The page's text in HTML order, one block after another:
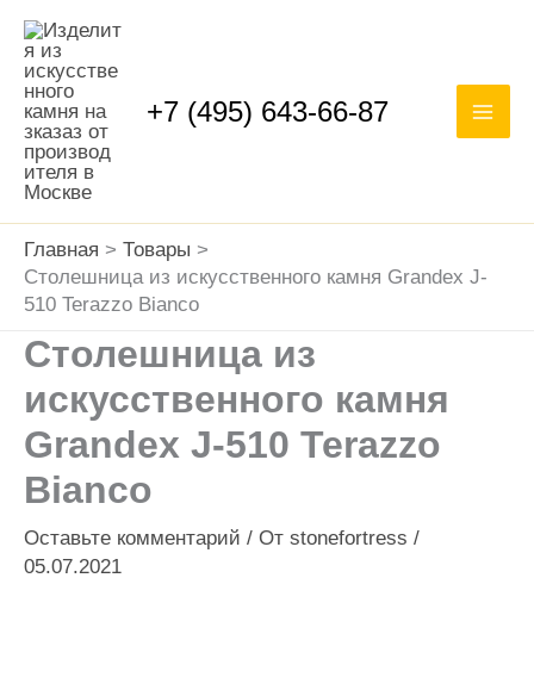
Перейти
содержимому
+7 (495) 643-66-87
Главная
Товары
Столешница из искусственного камня Grandex J-
510 Terazzo Bianco
Столешница из
искусственного камня
Grandex J-510 Terazzo
Bianco
Оставьте комментарий / От stonefortress /
05.07.2021